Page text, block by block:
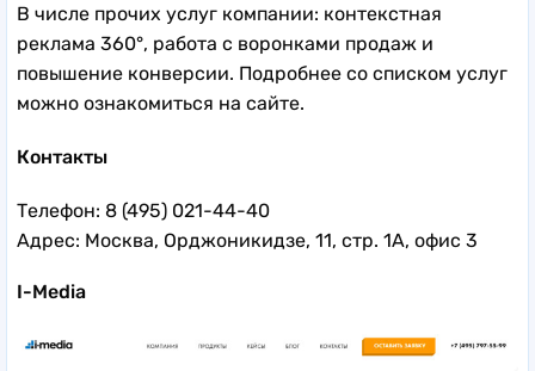
В числе прочих услуг компании: контекстная
реклама 360°, работа с воронками продаж и
повышение конверсии. Подробнее со списком услуг
можно ознакомиться на сайте.
Контакты
Телефон: 8 (495) 021-44-40
Адрес: Москва, Орджоникидзе, 11, стр. 1А, офис 3
I-Media